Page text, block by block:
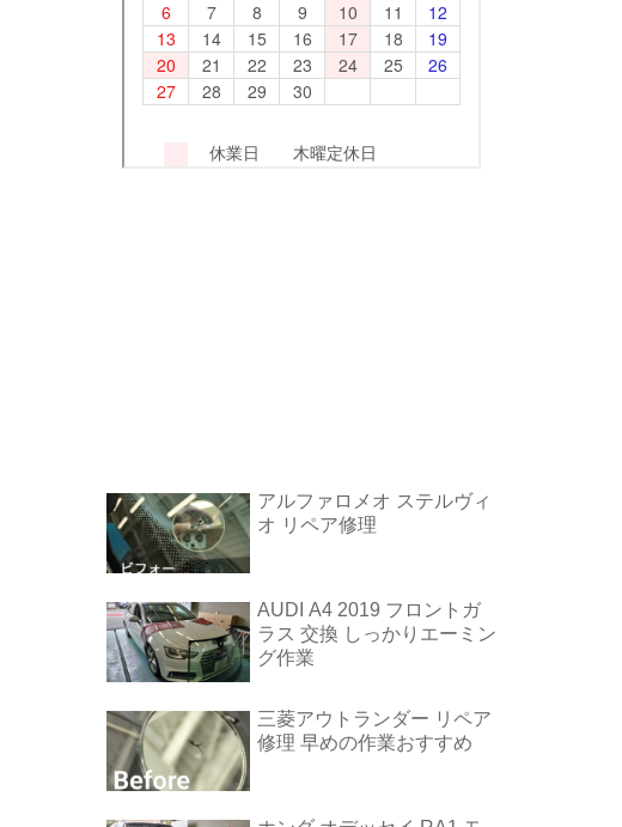
アルファロメオ ステルヴィ
オ リペア修理
AUDI A4 2019 フロントガ
ラス 交換 しっかりエーミン
グ作業
三菱アウトランダー リペア
修理 早めの作業おすすめ